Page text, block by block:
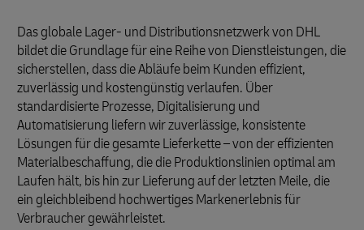
Das globale Lager- und Distributionsnetzwerk von DHL
bildet die Grundlage für eine Reihe von Dienstleistungen, die
sicherstellen, dass die Abläufe beim Kunden effizient,
zuverlässig und kostengünstig verlaufen. Über
standardisierte Prozesse, Digitalisierung und
Automatisierung liefern wir zuverlässige, konsistente
Lösungen für die gesamte Lieferkette – von der effizienten
Materialbeschaffung, die die Produktionslinien optimal am
Laufen hält, bis hin zur Lieferung auf der letzten Meile, die
ein gleichbleibend hochwertiges Markenerlebnis für
Verbraucher gewährleistet.